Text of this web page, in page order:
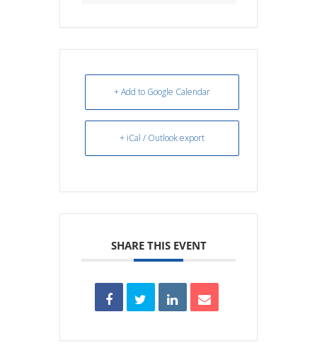
+ Add to Google Calendar
+ iCal / Outlook export
SHARE THIS EVENT